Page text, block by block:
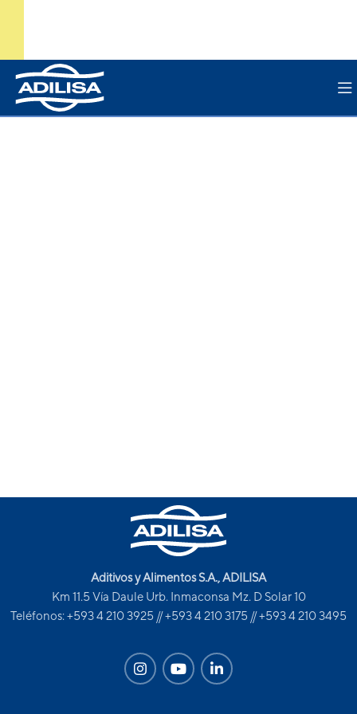
Aditivos y Alimentos S.A., ADILISA
Km 11.5 Vía Daule Urb. Inmaconsa Mz. D Solar 10
Teléfonos: +593 4 210 3925 // +593 4 210 3175 // +593 4 210 3495